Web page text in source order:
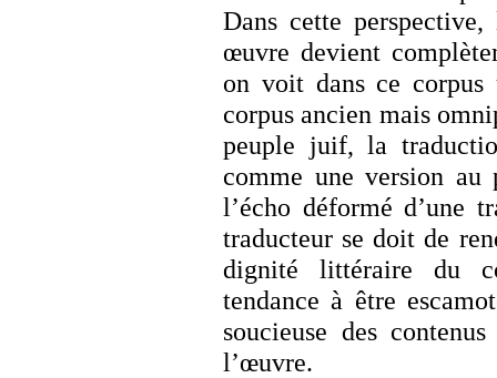
Dans cette
œuvre devient
on voit dans ce corpus
corpus ancien mais
peuple juif, la
comme une version au
l’écho déformé d’une
traducteur se doit de
dignité littéraire du
tendance à être
soucieuse des
l’œuvre.